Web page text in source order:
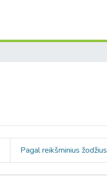
Pagal reikšminius žodžius